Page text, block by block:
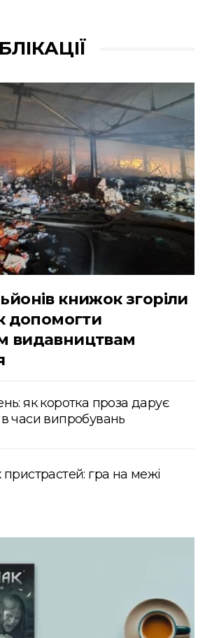
книжок згоріли
допомогти
видавництвам
як коротка проза дарує
часи випробувань
гра на межі